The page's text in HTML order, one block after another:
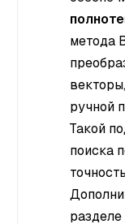
метода
ручной
Такой
поиска
разделе